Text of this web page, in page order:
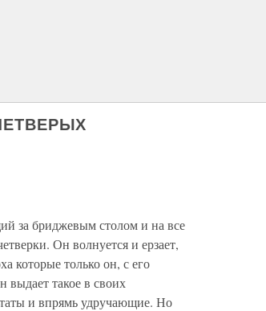
за бриджевым столом и на все
Он волнуется и ерзает,
которые только он, с его
выдает такое в своих
и впрямь удручающие. Но